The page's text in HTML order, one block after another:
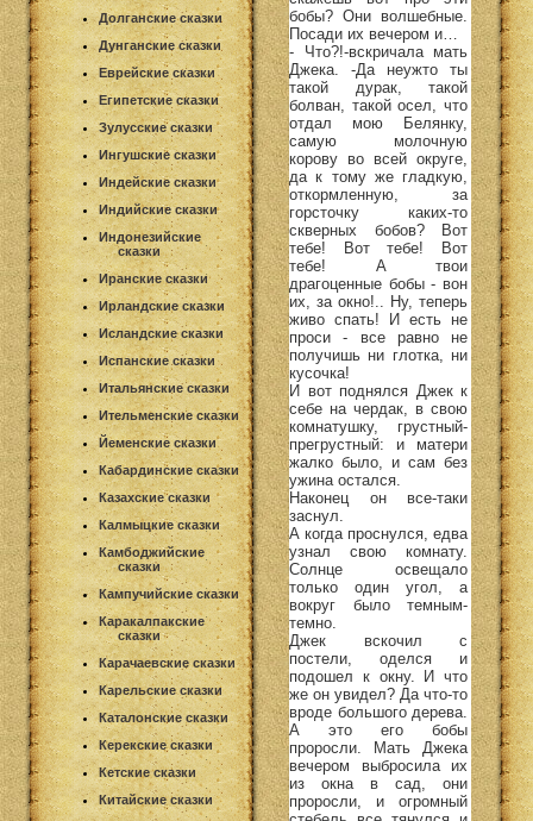
Долганские сказки
Дунганские сказки
Еврейские сказки
Египетские сказки
Зулусские сказки
Ингушские сказки
Индейские сказки
Индийские сказки
Индонезийские
сказки
Иранские сказки
Ирландские сказки
Исландские сказки
Испанские сказки
Итальянские сказки
Ительменские сказки
Йеменские сказки
Кабардинские сказки
Казахские сказки
Калмыцкие сказки
Камбоджийские
сказки
Кампучийские сказки
Каракалпакские
сказки
Карачаевские сказки
Карельские сказки
Каталонские сказки
Керекские сказки
Кетские сказки
Китайские сказки
бобы? Они волшебные.
Посади их вечером и…
- Что?!-вскричала мать
Джека. -Да неужто ты
такой дурак, такой
болван, такой осел, что
отдал мою Белянку,
самую молочную
корову во всей округе,
да к тому же гладкую,
откормленную, за
горсточку каких-то
скверных бобов? Вот
тебе! Вот тебе! Вот
тебе! А твои
драгоценные бобы - вон
их, за окно!.. Ну, теперь
живо спать! И есть не
проси - все равно не
получишь ни глотка, ни
кусочка!
И вот поднялся Джек к
себе на чердак, в свою
комнатушку, грустный-
прегрустный: и матери
жалко было, и сам без
ужина остался.
Наконец он все-таки
заснул.
А когда проснулся, едва
узнал свою комнату.
Солнце освещало
только один угол, а
вокруг было темным-
темно.
Джек вскочил с
постели, оделся и
подошел к окну. И что
же он увидел? Да что-то
вроде большого дерева.
А это его бобы
проросли. Мать Джека
вечером выбросила их
из окна в сад, они
проросли, и огромный